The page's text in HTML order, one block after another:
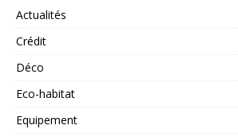
Actualités
Crédit
Déco
Eco-habitat
Equipement